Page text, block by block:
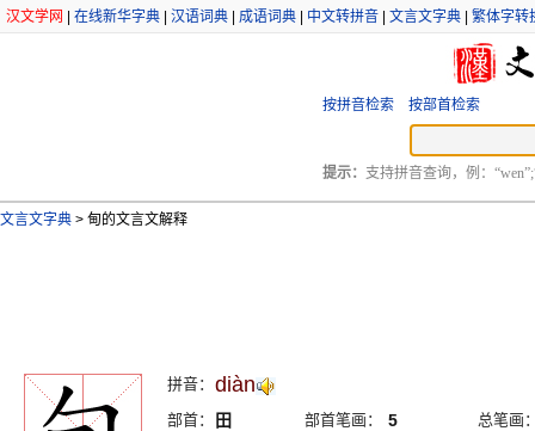
汉文学网 在线新华字典 汉语词典 成语词典 中文转拼音 文言文字典 繁体字转
按拼音检索 按部首检索
提示： 支持拼音查询，例：
文言文字典 > 甸的文言文解释
拼音： diàn
部首： 田 部首笔画： 5
总笔画